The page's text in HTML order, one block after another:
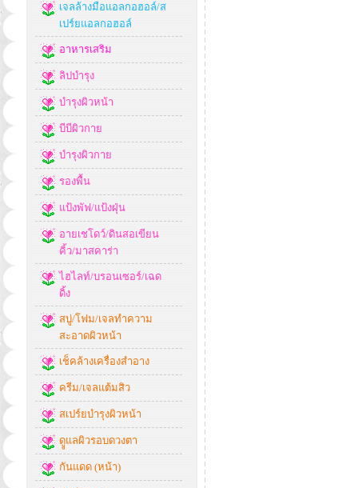
เจลล้างมือแอลกอฮอล์/ส
เปร์ยแอลกอฮอล์
อาหารเสริม
ลิปบำรุง
บำรุงผิวหน้า
บีบีผิวกาย
บำรุงผิวกาย
รองพื้น
แป้งพัฟ/แป้งฝุ่น
อายเชโดว์/ดินสอเขียน
คิ้ว/มาสคาร่า
ไฮไลท์/บรอนเซอร์/เฉด
ดิ้ง
สบู่/โฟม/เจลทำความ
สะอาดผิวหน้า
เช็คล้างเครื่องสำอาง
ครีม/เจลแต้มสิว
สเปร์ยบำรุงผิวหน้า
ดููแลผิวรอบดวงตา
กันแดด (หน้า)